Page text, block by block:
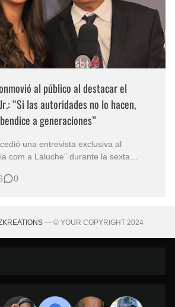
al público al destacar el
“Si las autoridades no lo hacen,
a generaciones”
una entrevista exclusiva al
com a Laluche” durante la sexta
de Brasil. En medio del
0
— © YOUR COPYRIGHT 2024